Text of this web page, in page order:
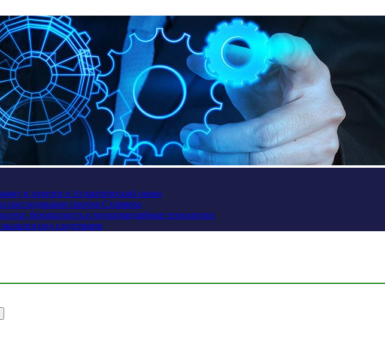
и отвезти в Атлантический океан
расследование против Стармера
безопасность и мультимедийные технологии
под следствием